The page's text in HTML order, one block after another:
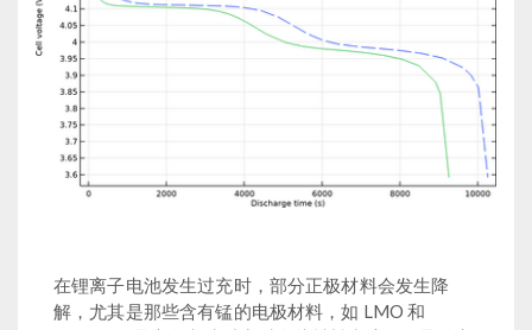
在锂离子电池发生过充时，部分正极材料会发生降
解，尤其是那些含有锰的电极材料，如 LMO 和